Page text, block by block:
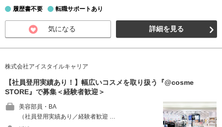
履歴書不要 転職サポートあり
気になる 詳細を見る
株式会社アイスタイルキャリア
【社員登用実績あり！】幅広いコスメを取り扱う『@cosme
STORE』で募集＜経験者歓迎＞
美容部員・BA
（社員登用実績あり／経験者歓迎 …